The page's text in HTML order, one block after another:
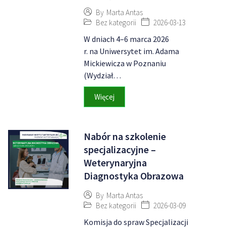
By Marta Antas
Bez kategorii
2026-03-13
W dniach 4–6 marca 2026
r. na Uniwersytet im. Adama
Mickiewicza w Poznaniu
(Wydział…
Więcej
Nabór na szkolenie
specjalizacyjne –
Weterynaryjna
Diagnostyka Obrazowa
By Marta Antas
Bez kategorii
2026-03-09
Komisja do spraw Specjalizacji